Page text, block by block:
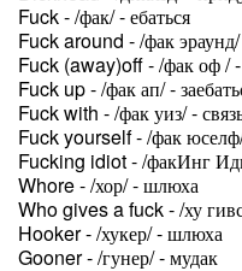
Fuck - /фак/ - ебаться
Fuck around - /фак эраунд/
Fuck (away)off - /фак оф / -
Fuck up - /фак ап/ -
Fuck with - /фак уиз/ -
Fuck yourself - /фак
Fucking idiot - /факИнг
Whore - /хор/ - шлюха
Who gives a fuck - /ху
Hooker - /хукер/ - шлюха
Gooner - /гунер/ - мудак